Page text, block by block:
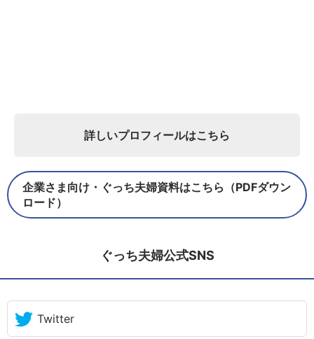
詳しいプロフィールはこちら
企業さま向け・ぐっち夫婦資料はこちら（PDFダウン
ロード）
ぐっち夫婦公式SNS
Twitter